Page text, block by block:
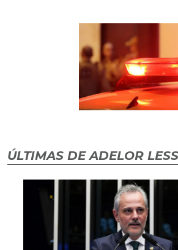
ÚLTIMAS DE ADELOR